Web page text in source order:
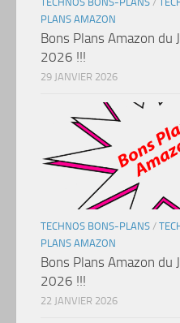
PLANS AMAZON
Bons Plans Amazon du
2026 !!!
29 JANVIER 2026
TECHNOS BONS-PLANS /
PLANS AMAZON
Bons Plans Amazon du
2026 !!!
22 JANVIER 2026